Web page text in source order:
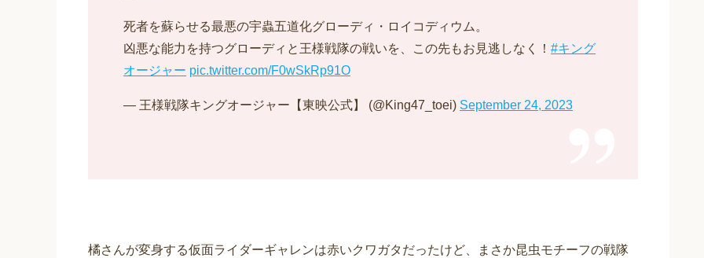
死者を蘇らせる最悪の宇蟲五道化グローディ・ロイコディウム。
凶悪な能力を持つグローディと王様戦隊の戦いを、この先もお見逃しなく！ #キング
オージャー pic.twitter.com/F0wSkRp91O
— 王様戦隊キングオージャー【東映公式】 (@King47_toei) September 24, 2023
橘さんが変身する仮面ライダーギャレンは赤いクワガタだったけど、まさか昆虫モチーフの戦隊